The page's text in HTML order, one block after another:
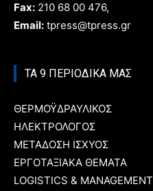
Fax: 210 68 00 476,
Email: tpress@tpress.gr
ΤΑ 9 ΠΕΡΙΟΔΙΚΑ ΜΑΣ
ΘΕΡΜΟΫΔΡΑΥΛΙΚΟΣ
ΗΛΕΚΤΡΟΛΟΓΟΣ
ΜΕΤΑΔΟΣΗ ΙΣΧΥΟΣ
ΕΡΓΟΤΑΞΙΑΚΑ ΘΕΜΑΤΑ
LOGISTICS & MANAGEMENT